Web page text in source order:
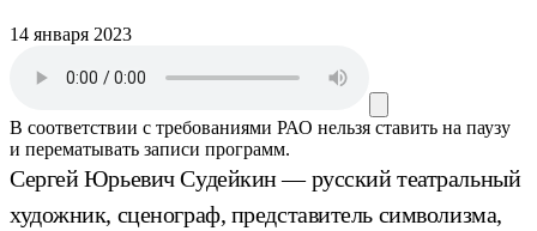
14 января 2023
В соответствии с требованиями РАО нельзя ставить на паузу
и перематывать записи программ.
Сергей Юрьевич Судейкин — русский театральный
художник, сценограф, представитель символизма,